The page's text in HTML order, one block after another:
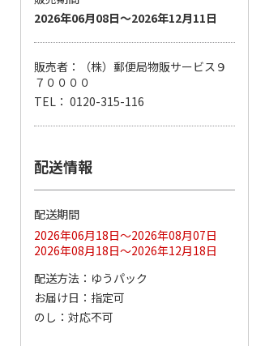
ドジャース 大谷翔
平 日本人最多53試
合連続出塁記念 シ
ル…
17,000円
(送料・税込)
谷翔平 2026 NL 3・
4月投手…
2026年06月08日～2026年12月11日
販売者：（株）郵便局物販サービス９
７００００
TEL： 0120-315-116
配送情報
配送期間
2026年06月18日～2026年08月07日
2026年08月18日～2026年12月18日
配送方法
ゆうパック
お届け日
指定可
のし
対応不可